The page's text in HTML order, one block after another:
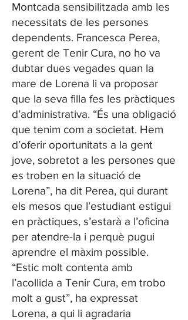
Montcada sensibilitzada amb les
necessitats de les persones
dependents. Francesca Perea,
gerent de Tenir Cura, no ho va
dubtar dues vegades quan la
mare de Lorena li va proposar
que la seva filla fes les pràctiques
d’administrativa. “És una obligació
que tenim com a societat. Hem
d’oferir oportunitats a la gent
jove, sobretot a les persones que
es troben en la situació de
Lorena”, ha dit Perea, qui durant
els mesos que l’estudiant estigui
en pràctiques, s’estarà a l’oficina
per atendre-la i perquè pugui
aprendre el màxim possible.
“Estic molt contenta amb
l’acollida a Tenir Cura, em trobo
molt a gust”, ha expressat
Lorena, a qui li agradaria